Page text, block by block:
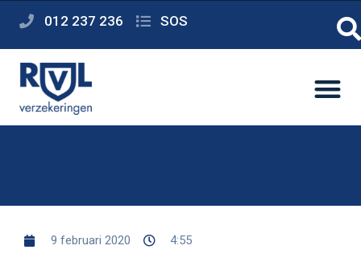
012 237 236 SOS
9 februari 2020 4:55